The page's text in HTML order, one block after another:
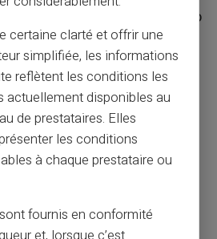
de fim de ano ou amigo
e condições)
documento oficial?
MasterCard® será
assim que seu pagamento
das condições de uso do
ao assinar-se o verso
primeira utilização.
certaine clarté et offrir une
simplifiée, les informations
reflètent les conditions les
actuellement disponibles au
de prestataires. Elles
les conditions
à chaque prestataire ou
fournis en conformité